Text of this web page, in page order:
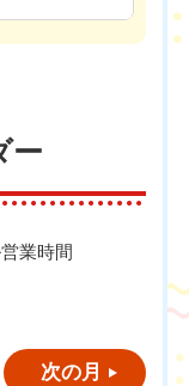
ー
業時間
次の月